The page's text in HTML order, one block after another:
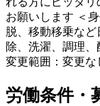
お願いします ＜
脱、移動移乗な
除、洗濯、調理
変更範囲：変更な
労働条件・